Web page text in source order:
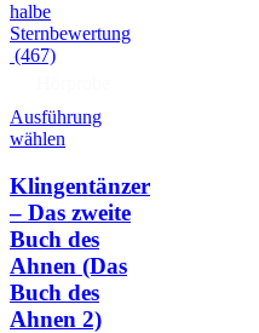
(467)
Ausführung
wählen
Klingentänzer
– Das zweite
Buch des
Ahnen (Das
Buch des
Ahnen 2)